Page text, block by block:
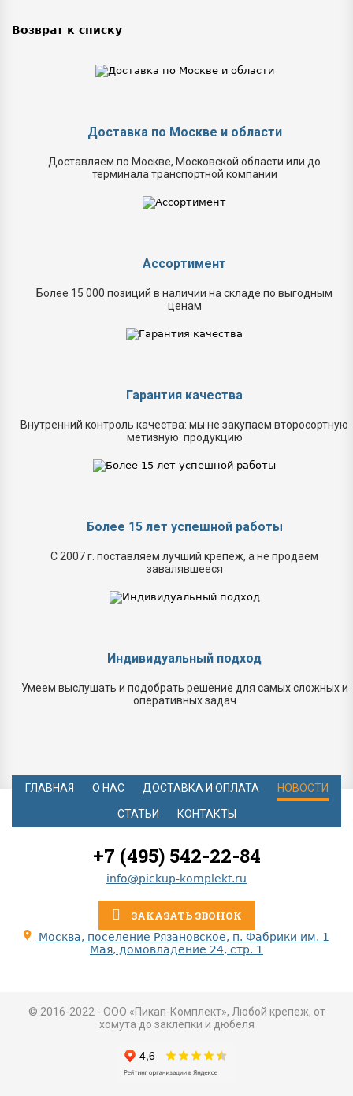
Возврат к списку
Доставка по Москве и области
Доставляем по Москве, Московской области или до
терминала транспортной компании
Ассортимент
Более 15 000 позиций в наличии на складе по выгодным
ценам
Гарантия качества
Внутренний контроль качества: мы не закупаем второсортную
метизную продукцию
Более 15 лет успешной работы
С 2007 г. поставляем лучший крепеж, а не продаем
завалявшееся
Индивидуальный подход
Умеем выслушать и подобрать решение для самых сложных и
оперативных задач
ГЛАВНАЯ О НАС ДОСТАВКА И ОПЛАТА НОВОСТИ
СТАТЬИ КОНТАКТЫ
+7 (495) 542-22-84
info@pickup-komplekt.ru
ЗАКАЗАТЬ ЗВОНОК
Москва, поселение Рязановское, п. Фабрики им. 1
Мая, домовладение 24, стр. 1
© 2016-2022 - ООО «Пикап-Комплект», Любой крепеж, от
хомута до заклепки и дюбеля